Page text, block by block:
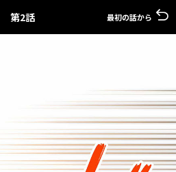
第2話 最初の話から